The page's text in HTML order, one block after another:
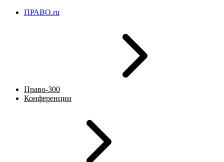
ПРАВО.ru
Право-300
Конференции